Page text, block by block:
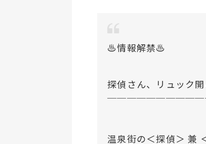
♨️情報解禁♨️
探偵さん、リュック
￣￣￣￣￣￣￣￣￣
温泉街の＜探偵＞ 兼